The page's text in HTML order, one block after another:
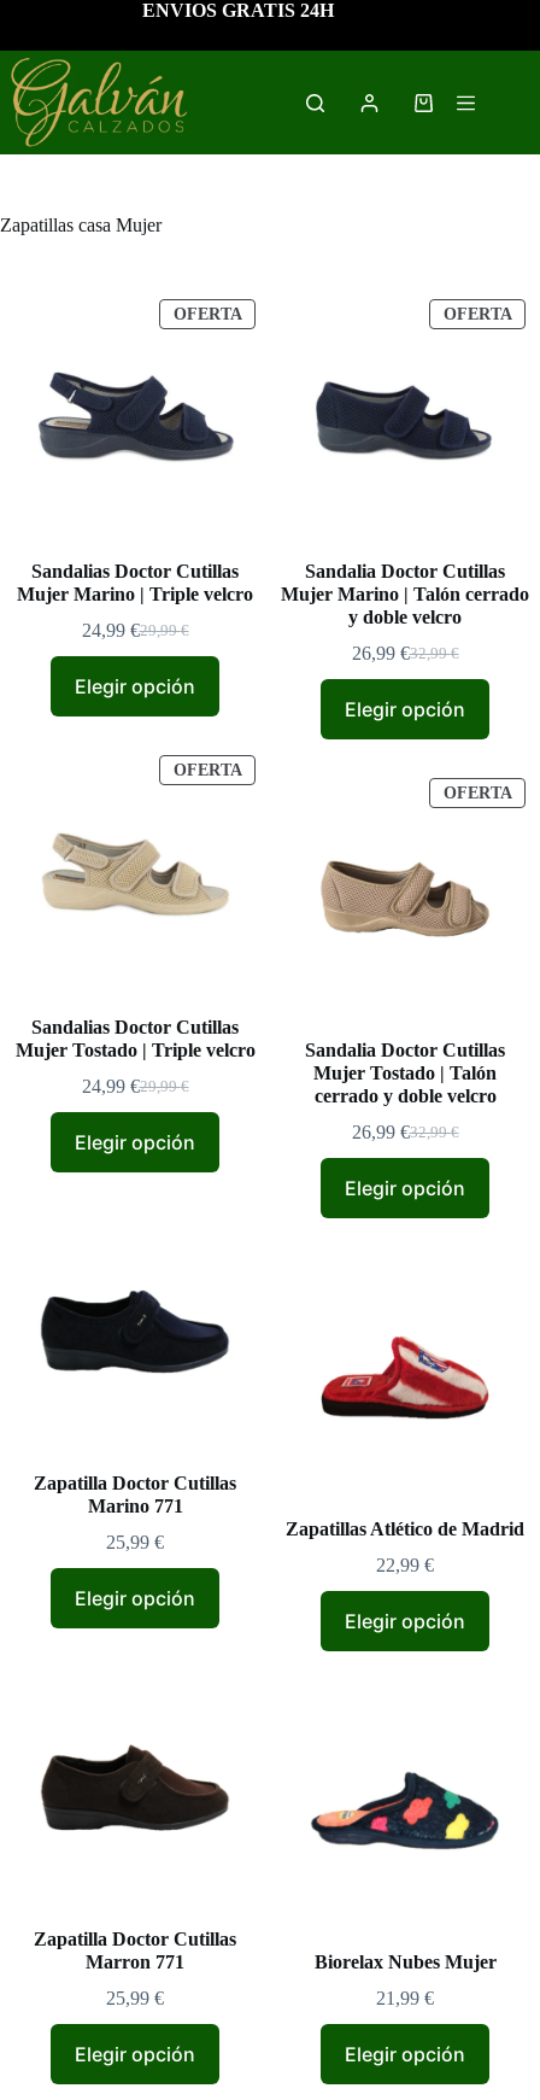
contenido
ENVIOS GRATIS 24H
Carro
compra
Zapatillas casa Mujer
OFERTAPRODUCTO
EN
Sandalias Doctor Cutillas
Mujer Marino | Triple velcro
29,99€
El
precio
original
era:
24,99 €El
precio
actual
es:
Elegir opción
OFERTAPRODUCTO
EN
Sandalias Doctor Cutillas
Mujer Tostado | Triple velcro
29,99€
El
precio
original
era:
24,99 €El
precio
actual
es:
Elegir opción
Zapatilla Doctor Cutillas
Marino 771
25,99 €
Elegir opción
Zapatilla Doctor Cutillas
Marron 771
25,99 €
Elegir opción
OFERTA
EN
Sandalia Doctor Cutillas
Mujer Marino | Talón cerrado
y doble velcro
32,99€
El
precio
original
era:
26,99 €El
precio
actual
es:
Elegir opción
OFERTA
EN
Sandalia Doctor Cutillas
Mujer Tostado | Talón
cerrado y doble velcro
32,99€
El
precio
original
era:
26,99 €El
precio
actual
es:
Elegir opción
Zapatillas Atlético de Madrid
22,99 €
Elegir opción
Biorelax Nubes Mujer
21,99 €
Elegir opción